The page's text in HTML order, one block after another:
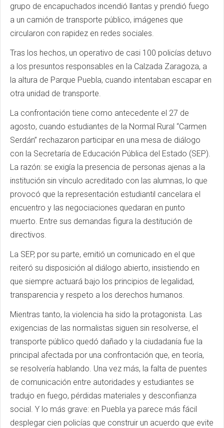
grupo de encapuchados incendió llantas y prendió fuego
a un camión de transporte público, imágenes que
circularon con rapidez en redes sociales.
Tras los hechos, un operativo de casi 100 policías detuvo
a los presuntos responsables en la Calzada Zaragoza, a
la altura de Parque Puebla, cuando intentaban escapar en
otra unidad de transporte.
La confrontación tiene como antecedente el 27 de
agosto, cuando estudiantes de la Normal Rural “Carmen
Serdán” rechazaron participar en una mesa de diálogo
con la Secretaría de Educación Pública del Estado (SEP).
La razón: se exigía la presencia de personas ajenas a la
institución sin vínculo acreditado con las alumnas, lo que
provocó que la representación estudiantil cancelara el
encuentro y las negociaciones quedaran en punto
muerto. Entre sus demandas figura la destitución de
directivos.
La SEP, por su parte, emitió un comunicado en el que
reiteró su disposición al diálogo abierto, insistiendo en
que siempre actuará bajo los principios de legalidad,
transparencia y respeto a los derechos humanos.
Mientras tanto, la violencia ha sido la protagonista. Las
exigencias de las normalistas siguen sin resolverse, el
transporte público quedó dañado y la ciudadanía fue la
principal afectada por una confrontación que, en teoría,
se resolvería hablando. Una vez más, la falta de puentes
de comunicación entre autoridades y estudiantes se
tradujo en fuego, pérdidas materiales y desconfianza
social. Y lo más grave: en Puebla ya parece más fácil
desplegar cien policías que construir un acuerdo que evite